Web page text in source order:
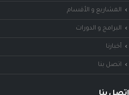
المشاريع و الأقسام
البرامج و الدورات
أخبارنا
اتصل بنا